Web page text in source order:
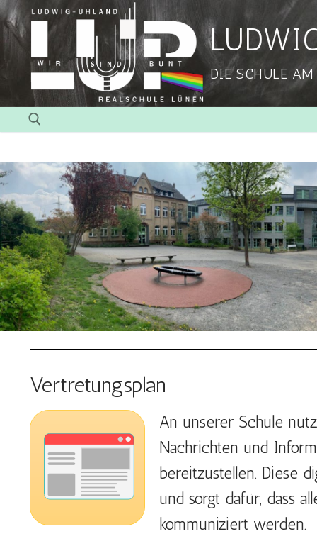
DIE SCHULE AM
Vertretungsplan
An unserer Schule
Nachrichten und
bereitzustellen. Diese
und sorgt dafür, dass
kommuniziert werden.